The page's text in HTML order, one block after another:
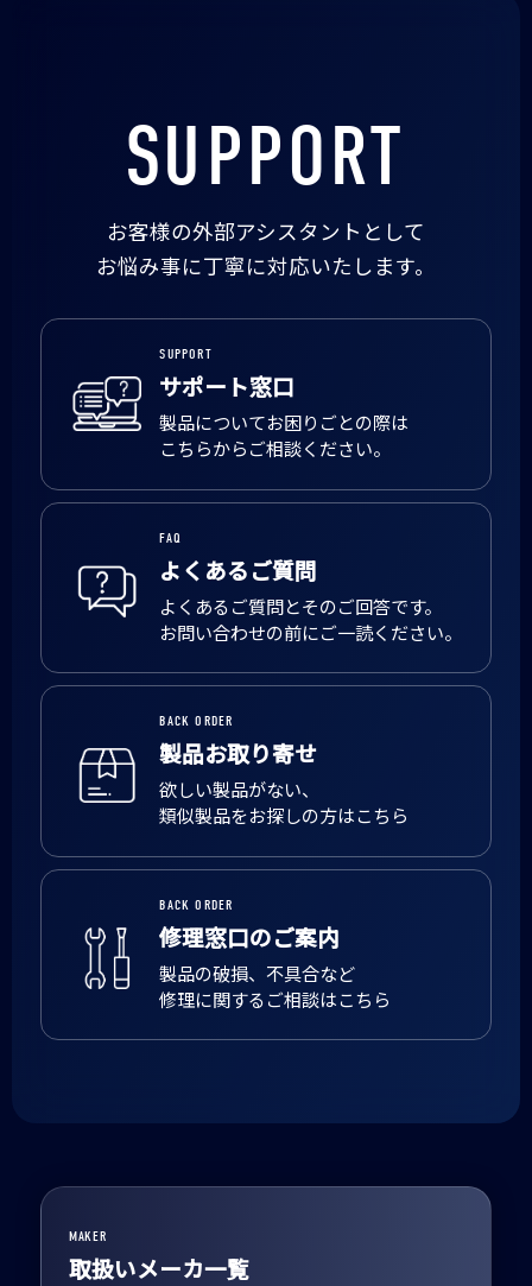
SUPPORT
お客様の外部アシスタントとして
お悩み事に丁寧に対応いたします。
SUPPORT
サポート窓口
製品についてお困りごとの際は
こちらからご相談ください。
FAQ
よくあるご質問
よくあるご質問とそのご回答です。
お問い合わせの前にご一読ください。
BACK ORDER
製品お取り寄せ
欲しい製品がない、
類似製品をお探しの方はこちら
BACK ORDER
修理窓口のご案内
製品の破損、不具合など
修理に関するご相談はこちら
MAKER
取扱いメーカ一覧